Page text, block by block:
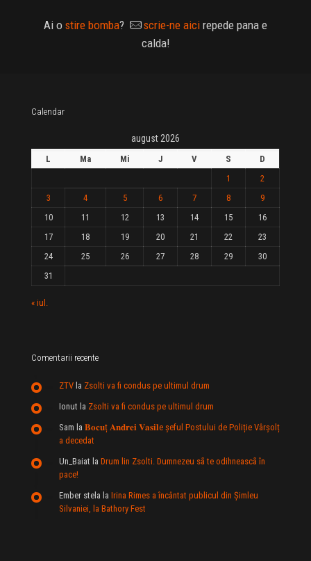
Ai o stire bomba? scrie-ne aici repede pana e
calda!
Calendar
august 2026
L Ma Mi J V S
D
1
2
3
4 5 6 7 8
9
10
11 12 13 14 15
16
17
18 19 20 21 22
23
24
25 26 27 28 29
30
31
« iul.
Comentarii recente
ZTV la Zsolti va fi condus pe ultimul drum
Ionut la Zsolti va fi condus pe ultimul drum
Sam la 𝐁𝐨𝐜𝐮ț 𝐀𝐧𝐝𝐫𝐞𝐢 𝐕𝐚𝐬𝐢𝐥e şeful Postului de Poliție Vârșolț
a decedat
Un_Baiat la Drum lin Zsolti. Dumnezeu sã te odihneascã în
pace!
Ember stela la Irina Rimes a încântat publicul din Şimleu
Silvaniei, la Bathory Fest